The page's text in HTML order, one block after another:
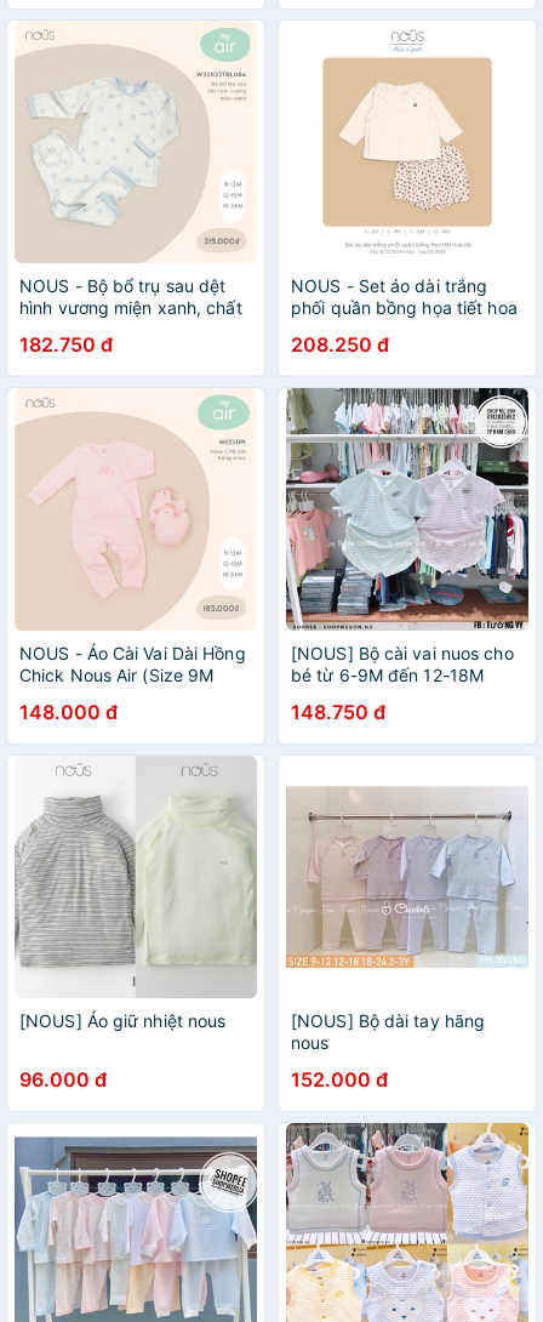
NOUS - Bộ bổ trụ sau dệt
hình vương miện xanh, chất
182.750 đ
NOUS - Set áo dài trắng
phối quần bồng họa tiết hoa
12M
208.250 đ
NOUS - Áo Cài Vai Dài Hồng
Chick Nous Air (Size 9M
148.000 đ
[NOUS] Bộ cài vai nuos cho
bé từ 6-9M đến 12-18M
148.750 đ
[NOUS] Áo giữ nhiệt nous
96.000 đ
[NOUS] Bộ dài tay hãng
nous
152.000 đ